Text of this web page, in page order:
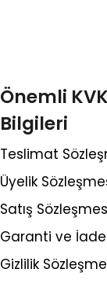
Önemli
Bilgileri
Teslimat
Üyelik
Satış
Garanti ve İade
Gizlilik